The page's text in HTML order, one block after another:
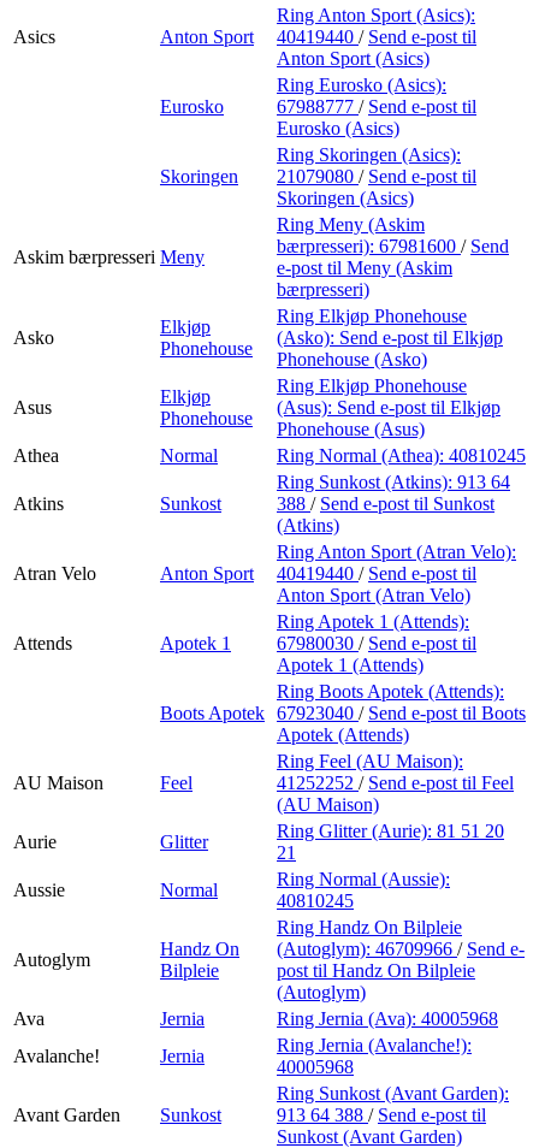
Asics Anton Sport
Ring Anton Sport (Asics):
40419440 / Send e-post til
Anton Sport (Asics)
Eurosko
Ring Eurosko (Asics):
67988777 / Send e-post til
Eurosko (Asics)
Skoringen
Ring Skoringen (Asics):
21079080 / Send e-post til
Skoringen (Asics)
Askim bærpresseri Meny
Ring Meny (Askim
bærpresseri): 67981600 / Send
e-post til Meny (Askim
bærpresseri)
Asko
Elkjøp
Phonehouse
Ring Elkjøp Phonehouse
(Asko): Send e-post til Elkjøp
Phonehouse (Asko)
Asus
Elkjøp
Phonehouse
Ring Elkjøp Phonehouse
(Asus): Send e-post til Elkjøp
Phonehouse (Asus)
Athea
Normal Ring Normal (Athea): 40810245
Atkins Sunkost
Ring Sunkost (Atkins): 913 64
388 / Send e-post til Sunkost
(Atkins)
Atran Velo Anton Sport
Ring Anton Sport (Atran Velo):
40419440 / Send e-post til
Anton Sport (Atran Velo)
Attends Apotek 1
Ring Apotek 1 (Attends):
67980030 / Send e-post til
Apotek 1 (Attends)
Boots Apotek
Ring Boots Apotek (Attends):
67923040 / Send e-post til Boots
Apotek (Attends)
AU Maison Feel
Ring Feel (AU Maison):
41252252 / Send e-post til Feel
(AU Maison)
Aurie
Glitter
Ring Glitter (Aurie): 81 51 20
21
Aussie
Normal
Ring Normal (Aussie):
40810245
Autoglym
Handz On
Bilpleie
Ring Handz On Bilpleie
(Autoglym): 46709966 / Send e-
post til Handz On Bilpleie
(Autoglym)
Ava
Jernia Ring Jernia (Ava): 40005968
Avalanche!
Jernia
Ring Jernia (Avalanche!):
40005968
Avant Garden Sunkost
Ring Sunkost (Avant Garden):
913 64 388 / Send e-post til
Sunkost (Avant Garden)